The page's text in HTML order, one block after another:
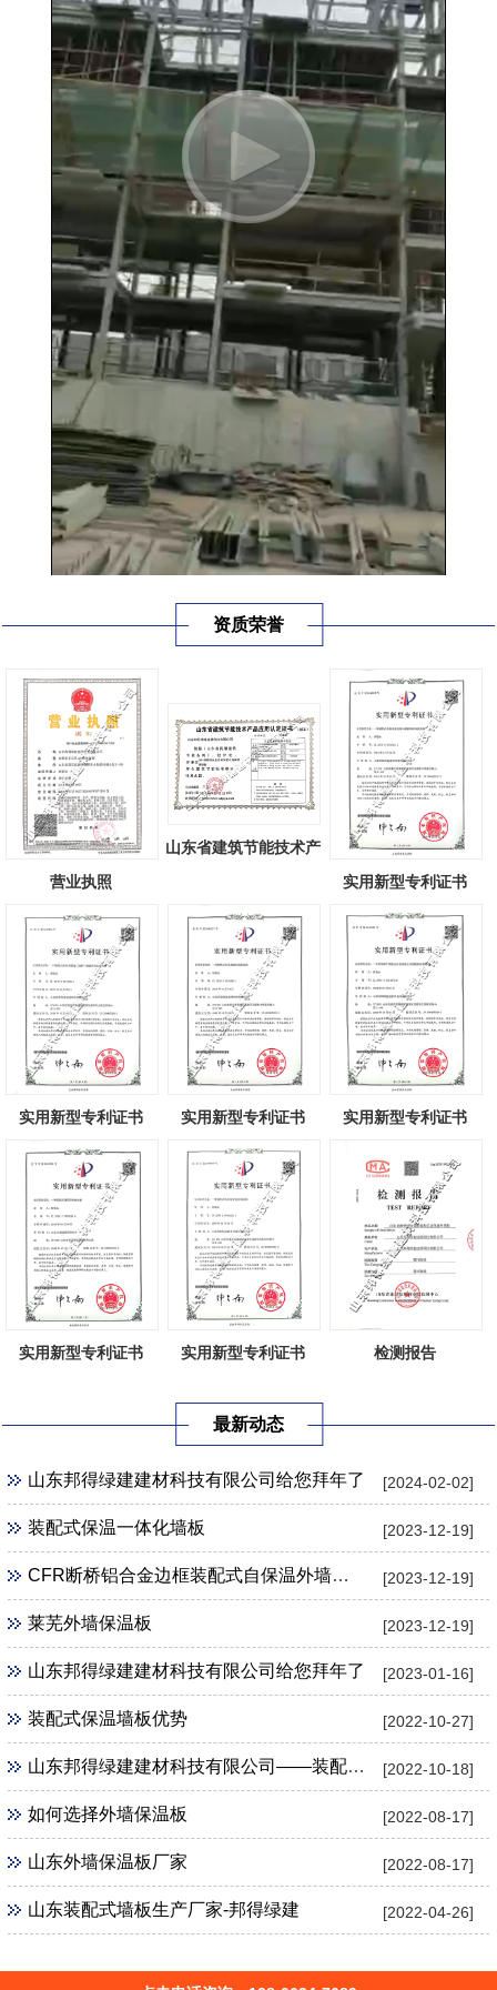
资质荣誉
营业执照
山东省建筑节能技术产
实用新型专利证书
实用新型专利证书 实用新型专利证书 实用新型专利证书
实用新型专利证书 实用新型专利证书 检测报告
最新动态
[2024-02-02]
山东邦得绿建建材科技有限公司给您拜年了
[2023-12-19]
装配式保温一体化墙板
[2023-12-19]
CFR断桥铝合金边框装配式自保温外墙板产品优势
[2023-12-19]
莱芜外墙保温板
[2023-01-16]
山东邦得绿建建材科技有限公司给您拜年了
[2022-10-27]
装配式保温墙板优势
[2022-10-18]
山东邦得绿建建材科技有限公司——装配式墙板研发生产
[2022-08-17]
如何选择外墙保温板
[2022-08-17]
山东外墙保温板厂家
[2022-04-26]
山东装配式墙板生产厂家-邦得绿建